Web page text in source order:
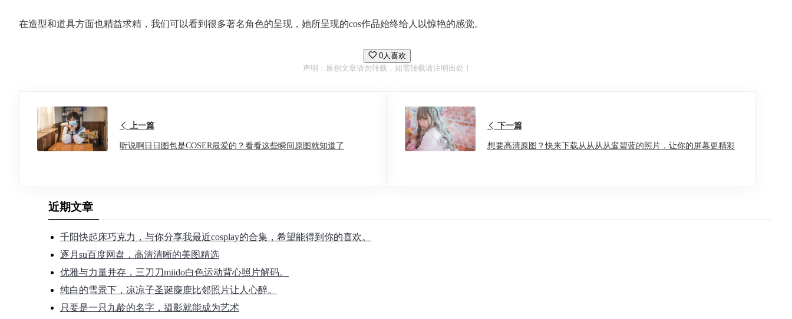
在造型和道具方面也精益求精，我们可以看到很多著名角色的呈现，她所呈现的cos作品始终给人以惊艳的感觉。
0人喜欢
声明：原创文章请勿转载，如需转载请注明出处！
上一篇
听说啊日日图包是COSER最爱的？看看这些瞬间原图就知道了
下一篇
想要高清原图？快来下载从从从从鸾碧蓝的照片，让你的屏幕更精彩
近期文章
千阳快起床巧克力，与你分享我最近cosplay的合集，希望能得到你的喜欢。
逐月su百度网盘，高清清晰的美图精选
优雅与力量并存，三刀刀miido白色运动背心照片解码。
纯白的雪景下，凉凉子圣诞麋鹿比邻照片让人心醉。
只要是一只九龄的名字，摄影就能成为艺术